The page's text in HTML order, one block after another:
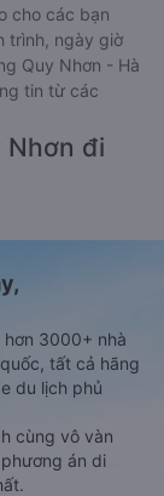
cho các bạn
trình, ngày giờ
Quy Nhơn - Hà
tin từ các
Nhơn đi
3000+ nhà
tất cả hãng
du lịch phủ
cùng vô vàn
án di